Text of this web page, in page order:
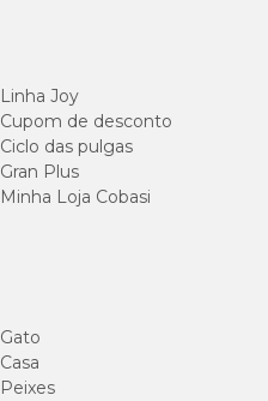
Linha Joy
Cupom de desconto
Ciclo das pulgas
Gran Plus
Minha Loja Cobasi
Gato
Casa
Peixes